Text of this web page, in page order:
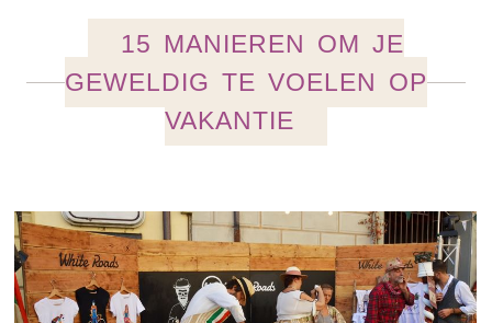
15 MANIEREN OM JE
GEWELDIG TE VOELEN OP
VAKANTIE